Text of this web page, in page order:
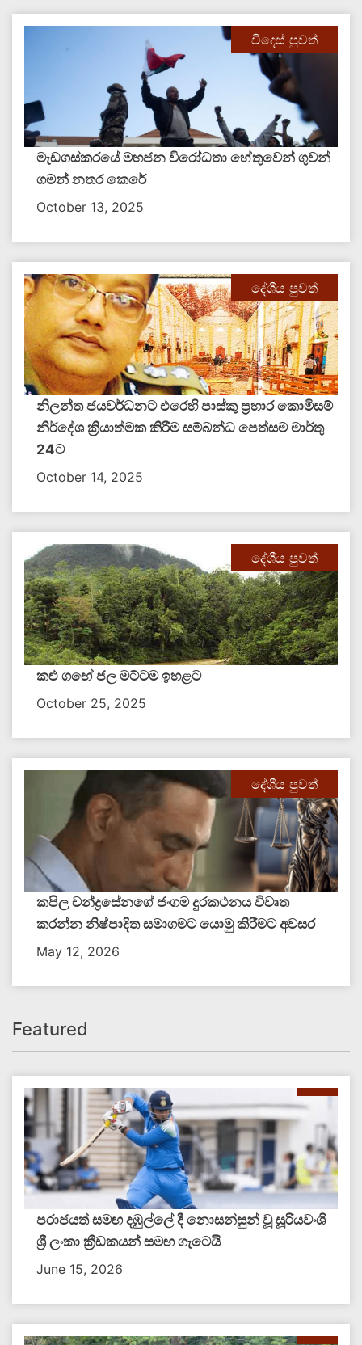
විදෙස් පුවත්
මැඩගස්කරයේ මහජන විරෝධතා හේතුවෙන් ගුවන්
ගමන් නතර කෙරේ
October 13, 2025
දේශීය පුවත්
නිලන්ත ජයවර්ධනට එරෙහි පාස්කු ප්‍රහාර කොමිසම්
නිර්දේශ ක්‍රියාත්මක කිරීම සම්බන්ධ පෙත්සම මාර්තු
24ට
October 14, 2025
දේශීය පුවත්
කළු ගඟේ ජල මට්ටම ඉහළට
October 25, 2025
දේශීය පුවත්
කපිල චන්ද්‍රසේනගේ ජංගම දුරකථනය විවෘත
කරන්න නිෂ්පාදිත සමාගමට යොමු කිරීමට අවසර
May 12, 2026
Featured
පරාජයත් සමඟ දඹුල්ලේ දී නොසන්සුන් වූ සූරියවංශි
ශ්‍රී ලංකා ක්‍රීඩකයන් සමඟ ගැටෙයි
June 15, 2026